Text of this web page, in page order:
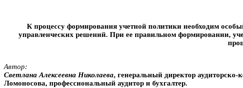
К процессу формирования учетной политики необходим
управленческих решений. При ее правильном формировании,
Автор:
Светлана Алексеевна Николаева, генеральный директор
Ломоносова, профессиональный аудитор и бухгалтер.